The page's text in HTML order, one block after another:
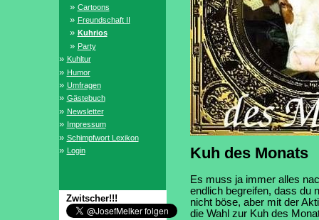
» Cartoons
» Freundschaft II
» Kuhrios
» Party
» Kuhltur
» Humor
» Umfragen
» Gästebuch
» Newsletter
» Impressum
» Schimpfwort Lexikon
» Login
Zwitscher!!!
Kuh des Monats
Es muss ja immer alles
endlich begreifen, dass du
nicht böse, aber mit der
die Wahl zur Kuh des